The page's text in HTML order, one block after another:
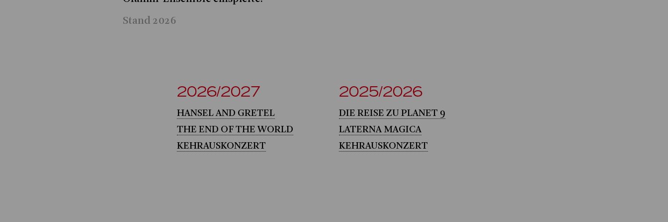
Stand 2026
2026/2027
HANSEL AND GRETEL
THE END OF THE WORLD
KEHRAUSKONZERT
2025/2026
DIE REISE ZU PLANET 9
LATERNA MAGICA
KEHRAUSKONZERT